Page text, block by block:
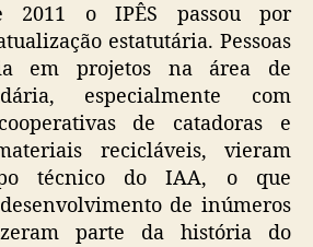
2011 o IPÊS passou por
estatutária. Pessoas
em projetos na área de
especialmente com
de catadoras e
recicláveis, vieram
técnico do IAA, o que
de inúmeros
parte da história do